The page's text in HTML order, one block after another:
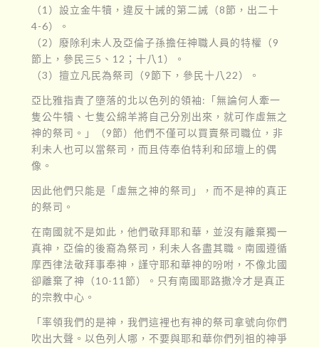
（1）設立金牛犢，違反十誡的第二誡（8節，出二十
4-6）。
（2）廢除利未人及亞倫子孫擔任神職人員的特權（9
節上，參民三5、12；十八1）。
（3）擅立凡民為祭司（9節下，參民十八22）。
亞比雅指責了墮落的北以色列的領袖:「無論何人牽一
隻公牛犢、七隻公綿羊將自己分別出來，就可作虛無之
神的祭司。」（9節）他們不僅可以買賣祭司職位，非
利未人也可以當祭司，而且侍奉伯特利和邱壇上的偶
像。
因此他們只能是「虛無之神的祭司」，而不是神的真正
的祭司。
在南國就不是如此，他們敬拜耶和華，並沒有離棄獨一
真神，亞倫的後裔為祭司，利未人各盡其職。南國遵循
摩西律法敬拜事奉神，謹守耶和華神的吩咐，不像北國
卻離棄了神（10-11節）。只有南國耶路撒冷才是真正
的宗教中心。
「率領我們的是神，我們這裡也有神的祭司拿號向你們
吹出大聲。以色列人哪，不要與耶和華你們列祖的神爭